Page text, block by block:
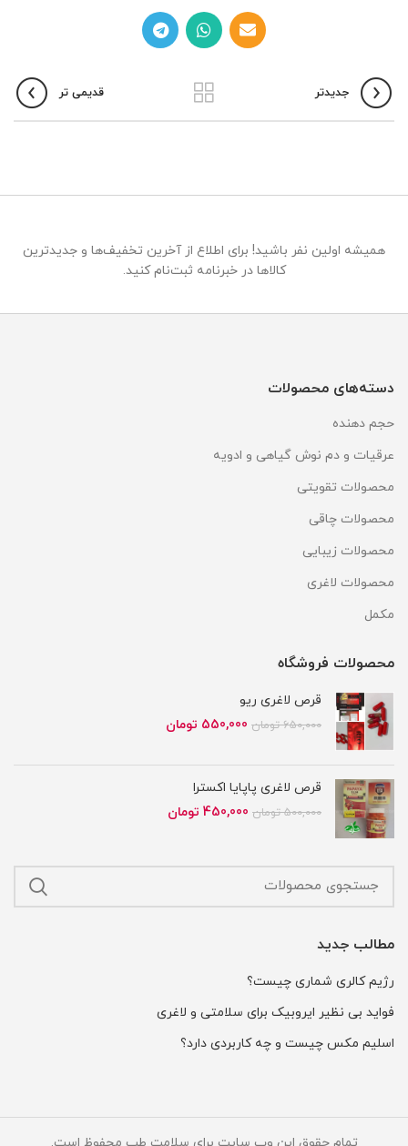
جدیدتر قدیمی تر
همیشه اولین نفر باشید! برای اطلاع از آخرین تخفیف‌ها و جدیدترین
کالاها در خبرنامه ثبت‌نام کنید.
دسته‌های محصولات
حجم دهنده
عرقیات و دم نوش گیاهی و ادویه
محصولات تقویتی
محصولات چاقی
محصولات زیبایی
محصولات لاغری
مکمل
محصولات فروشگاه
قرص لاغری ریو
650,000 تومان قیمت
550,000 تومان
قرص لاغری پاپایا اکسترا
500,000 تومان قیمت
بود.
450,000 تومان
است.
مطالب جدید
رژیم کالری شماری چیست؟
فواید بی نظیر ایروبیک برای سلامتی و لاغری
اسلیم مکس چیست و چه کاربردی دارد؟